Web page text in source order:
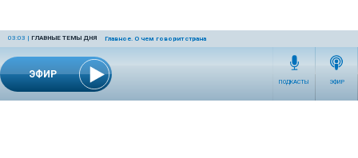
ЭФИР
03:03 | ГЛАВНЫЕ ТЕМЫ ДНЯ Главное. О чем говорит страна
ПОДКАСТЫ ЭФИР